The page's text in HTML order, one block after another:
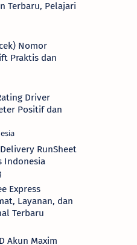
Terbaru, Pelajari
Nomor
Praktis dan
Driver
Positif dan
RunSheet
Indonesia
Express
Layanan, dan
Terbaru
Akun Maxim